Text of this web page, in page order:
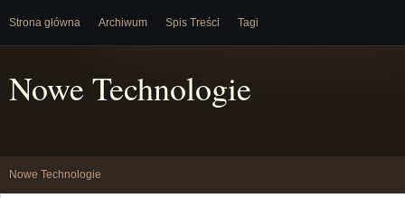
Strona główna Archiwum Spis Treści Tagi
Nowe Technologie
Nowe Technologie